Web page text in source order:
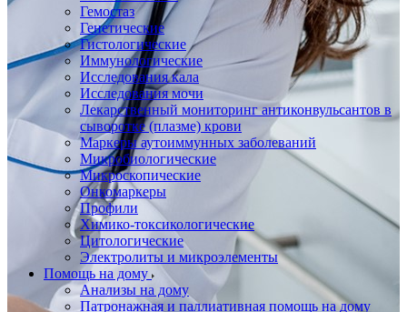
Гемостаз
Генетические
Гистологические
Иммунологические
Исследования кала
Исследования мочи
Лекарственный мониторинг антиконвульсантов в
сыворотке (плазме) крови
Маркеры аутоиммунных заболеваний
Микробиологические
Микроскопические
Онкомаркеры
Профили
Химико-токсикологические
Цитологические
Электролиты и микроэлементы
Помощь на дому
Анализы на дому
Патронажная и паллиативная помощь на дому